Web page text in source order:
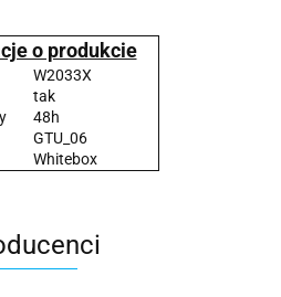
o produkcie
W2033X
tak
48h
GTU_06
Whitebox